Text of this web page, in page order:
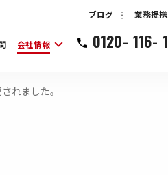
会社情報
ブログ 業務提
0120- 116-
れました。